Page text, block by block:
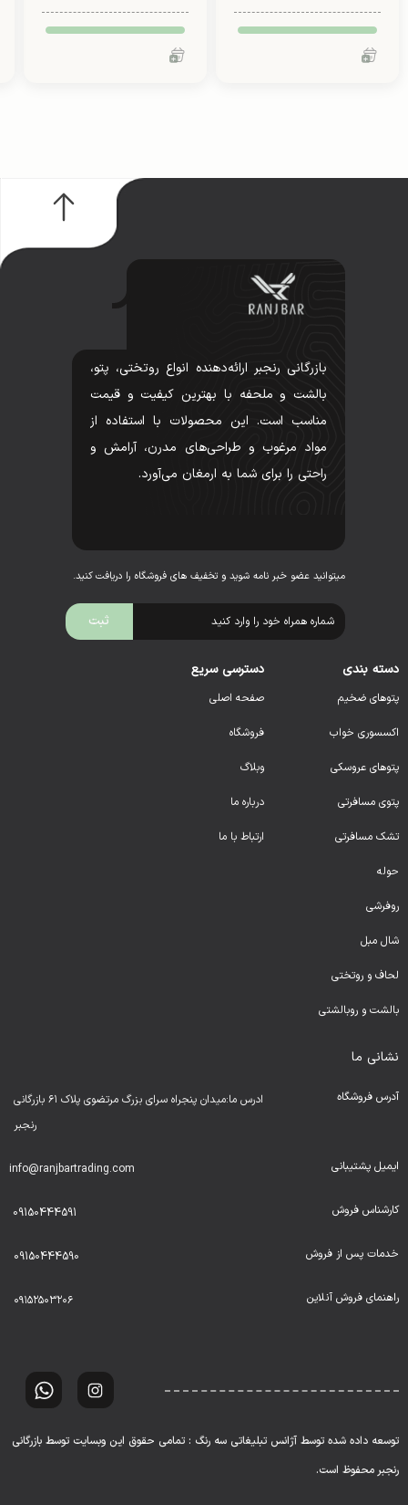
بازرگانی رنجبر ارائه‌دهنده انواع روتختی، پتو،
بالشت و ملحفه با بهترین کیفیت و قیمت
مناسب است. این محصولات با استفاده از
مواد مرغوب و طراحی‌های مدرن، آرامش و
راحتی را برای شما به ارمغان می‌آورد.
میتوانید عضو خبر نامه شوید و تخفیف های فروشگاه را دریافت کنید.
دسته بندی
پتوهای ضخیم
اکسسوری خواب
پتوهای عروسکی
پتوی مسافرتی
تشک مسافرتی
حوله
روفرشی
شال مبل
لحاف و روتختی
بالشت و روبالشتی
دسترسی سریع
صفحه اصلی
فروشگاه
وبلاگ
درباره ما
ارتباط با ما
نشانی ما
آدرس فروشگاه
ادرس ما:میدان پنجراه سرای بزرگ مرتضوی پلاک ۶۱ بازرگانی
رنجبر
ایمیل پشتیبانی info@ranjbartrading.com
کارشناس فروش 09150444591
خدمات پس از فروش 09150444590
راهنمای فروش آنلاین ۰۹۱۵۲۵۰۳۲۰۶
توسعه داده شده توسط آژانس تبلیغاتی سه رنگ : تمامی حقوق این وبسایت توسط بازرگانی
رنجبر محفوظ است.